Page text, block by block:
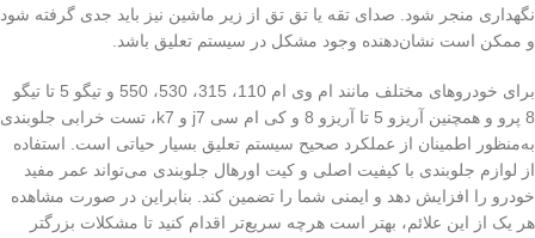
نگهداری منجر شود. صدای تقه یا تق تق از زیر ماشین نیز باید جدی گرفته شود
و ممکن است نشان‌دهنده وجود مشکل در سیستم تعلیق باشد.
برای خودروهای مختلف مانند ام وی ام 110، 315، 530، 550 و تیگو 5 تا تیگو
8 پرو و همچنین آریزو 5 تا آریزو 8 و کی ام سی j7 و k7، تست خرابی جلوبندی
به‌منظور اطمینان از عملکرد صحیح سیستم تعلیق بسیار حیاتی است. استفاده
از لوازم جلوبندی با کیفیت اصلی و کیت اورهال جلوبندی می‌تواند عمر مفید
خودرو را افزایش دهد و ایمنی شما را تضمین کند. بنابراین در صورت مشاهده
هر یک از این علائم، بهتر است هرچه سریع‌تر اقدام کنید تا مشکلات بزرگتر